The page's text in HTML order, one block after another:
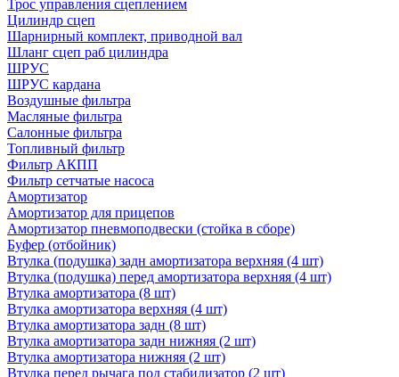
Трос управления сцеплением
Цилиндр сцеп
Шарнирный комплект, приводной вал
Шланг сцеп раб цилиндра
ШРУС
ШРУС кардана
Воздушные фильтра
Масляные фильтра
Салонные фильтра
Топливный фильтр
Фильтр АКПП
Фильтр сетчатые насоса
Амортизатор
Амортизатор для прицепов
Амортизатор пневмоподвески (стойка в сборе)
Буфер (отбойник)
Втулка (подушка) задн амортизатора верхняя (4 шт)
Втулка (подушка) перед амортизатора верхняя (4 шт)
Втулка амортизатора (8 шт)
Втулка амортизатора верхняя (4 шт)
Втулка амортизатора задн (8 шт)
Втулка амортизатора задн нижняя (2 шт)
Втулка амортизатора нижняя (2 шт)
Втулка перед рычага под стабилизатор (2 шт)